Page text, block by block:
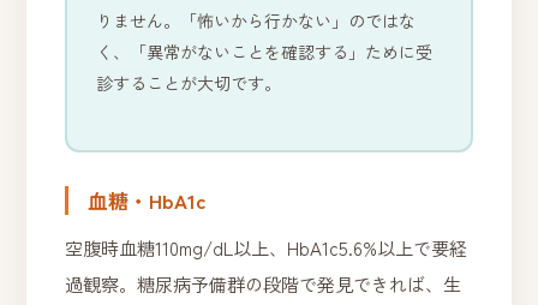
りません。「怖いから行かない」のではな
く、「異常がないことを確認する」ために受
診することが大切です。
血糖・HbA1c
空腹時血糖110mg/dL以上、HbA1c5.6%以上で要経
過観察。糖尿病予備群の段階で発見できれば、生